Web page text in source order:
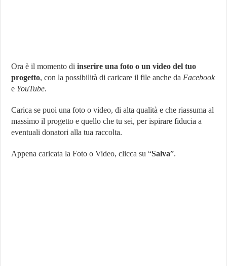
Ora è il momento diinserire una foto o un video del tuo
progetto, con la possibilità di caricare il file anche da Facebook
e YouTube.
Carica se puoi una foto o video, di alta qualità e che riassuma al
massimo il progetto e quello che tu sei, per ispirare fiducia a
eventuali donatori alla tua raccolta.
Appena caricata la Foto o Video, clicca su “Salva”.